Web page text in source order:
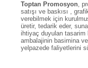
Toptan Promosyon,
satışı ve baskısı ,
verebilmek için
üretir, tedarik eder,
ihtiyaç duyulan
ambalajinin basimina
yelpazede faliyetlerini